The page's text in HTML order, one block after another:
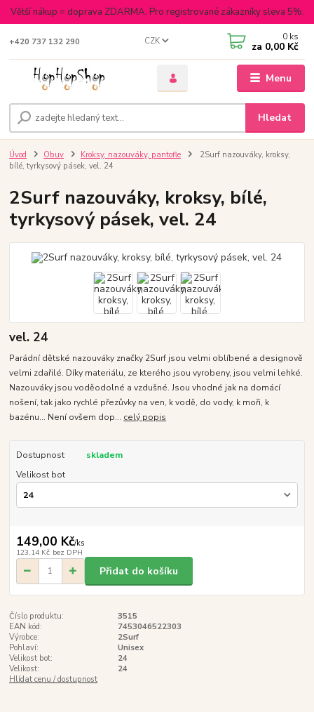
Větší nákup = doprava ZDARMA. Pro registrované zákazníky sleva 5%.
Menu
CZK
Hledat
+420 737 132 290 0 ks
za 0,00 Kč
Úvod Obuv Kroksy, nazouváky, pantofle
2Surf nazouváky, kroksy,
bílé, tyrkysový pásek, vel. 24
2Surf nazouváky, kroksy, bílé,
tyrkysový pásek, vel. 24
vel. 24
Parádní dětské nazouváky značky 2Surf jsou velmi oblíbené a designově
velmi zdařilé. Díky materiálu, ze kterého jsou vyrobeny, jsou velmi lehké.
Nazouváky jsou voděodolné a vzdušné. Jsou vhodné jak na domácí
nošení, tak jako rychlé přezůvky na ven, k vodě, do vody, k moři, k
bazénu... Není ovšem dop... celý popis
Dostupnost
skladem
Velikost bot
149,00 Kč/ks
123,14 Kč bez DPH
Přidat do košíku
Číslo produktu:
3515
EAN kód:
7453046522303
Výrobce:
2Surf
Pohlaví:
Unisex
Velikost bot:
24
Velikost:
24
Hlídat cenu / dostupnost